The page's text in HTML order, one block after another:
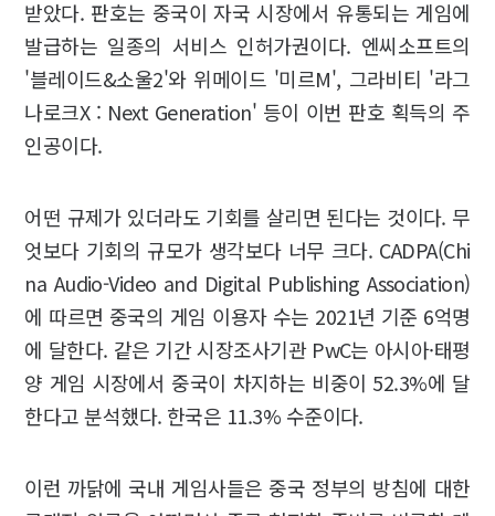
받았다. 판호는 중국이 자국 시장에서 유통되는 게임에
발급하는 일종의 서비스 인허가권이다. 엔씨소프트의
'블레이드&소울2'와 위메이드 '미르M', 그라비티 '라그
나로크X : Next Generation' 등이 이번 판호 획득의 주
인공이다.
어떤 규제가 있더라도 기회를 살리면 된다는 것이다. 무
엇보다 기회의 규모가 생각보다 너무 크다. CADPA(Chi
na Audio-Video and Digital Publishing Association)
에 따르면 중국의 게임 이용자 수는 2021년 기준 6억명
에 달한다. 같은 기간 시장조사기관 PwC는 아시아·태평
양 게임 시장에서 중국이 차지하는 비중이 52.3%에 달
한다고 분석했다. 한국은 11.3% 수준이다.
이런 까닭에 국내 게임사들은 중국 정부의 방침에 대한